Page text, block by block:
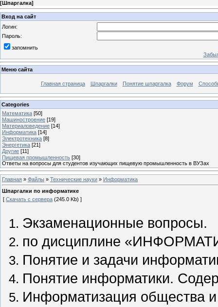
[Шпаргалка]
Вход на сайт
Логин:
Пароль:
запомнить
Меню сайта
Главная страница Шпаргалки Понятие шпаргалка Форум
Categories
Математика [50]
Машиностроение [19]
Материаловедение [14]
Информатика [14]
Электротехника [8]
Энергетика [21]
Другие [11]
Пищевая промышленность [30]
Ответы на вопросы для студентов изучающих пищевую промышленность в ВУЗах
Главная » Файлы » Технические науки » Информатика
Шпаргалки по информатике
[ Скачать с сервера (245.0 Kb) ]
Экзаменационные вопросы.
по дисциплине
Понятие и задачи
Понятие информатики.
Информатизация общества